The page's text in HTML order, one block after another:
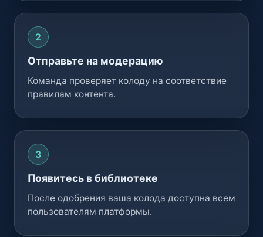
Отправьте на модерацию
Команда проверяет колоду на соответствие
правилам контента.
Появитесь в библиотеке
После одобрения ваша колода доступна всем
пользователям платформы.